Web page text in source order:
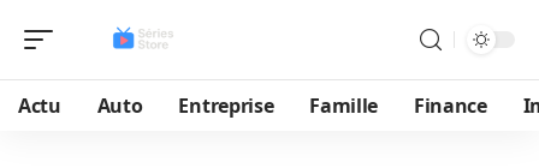
Actu Auto Entreprise Famille Finance